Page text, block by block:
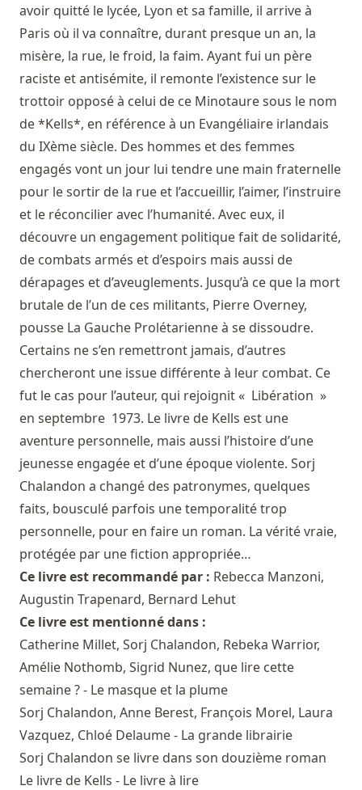
avoir quitté le lycée, Lyon et sa famille, il arrive à
Paris où il va connaître, durant presque un an, la
misère, la rue, le froid, la faim. Ayant fui un père
raciste et antisémite, il remonte l’existence sur le
trottoir opposé à celui de ce Minotaure sous le nom
de *Kells*, en référence à un Evangéliaire irlandais
du IXème siècle. Des hommes et des femmes
engagés vont un jour lui tendre une main fraternelle
pour le sortir de la rue et l’accueillir, l’aimer, l’instruire
et le réconcilier avec l’humanité. Avec eux, il
découvre un engagement politique fait de solidarité,
de combats armés et d’espoirs mais aussi de
dérapages et d’aveuglements. Jusqu’à ce que la mort
brutale de l’un de ces militants, Pierre Overney,
pousse La Gauche Prolétarienne à se dissoudre.
Certains ne s’en remettront jamais, d’autres
chercheront une issue différente à leur combat. Ce
fut le cas pour l’auteur, qui rejoignit « Libération »
en septembre 1973. Le livre de Kells est une
aventure personnelle, mais aussi l’histoire d’une
jeunesse engagée et d’une époque violente. Sorj
Chalandon a changé des patronymes, quelques
faits, bousculé parfois une temporalité trop
personnelle, pour en faire un roman. La vérité vraie,
protégée par une fiction appropriée…
Ce livre est recommandé par : Rebecca Manzoni,
Augustin Trapenard, Bernard Lehut
Ce livre est mentionné dans :
Catherine Millet, Sorj Chalandon, Rebeka Warrior,
Amélie Nothomb, Sigrid Nunez, que lire cette
semaine ? - Le masque et la plume
Sorj Chalandon, Anne Berest, François Morel, Laura
Vazquez, Chloé Delaume - La grande librairie
Sorj Chalandon se livre dans son douzième roman
Le livre de Kells - Le livre à lire